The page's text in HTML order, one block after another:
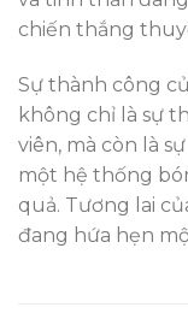
chiến thắng
Sự thành công
không chỉ là sự
viên, mà còn là
một hệ thống
quả. Tương lai
đang hứa hẹn